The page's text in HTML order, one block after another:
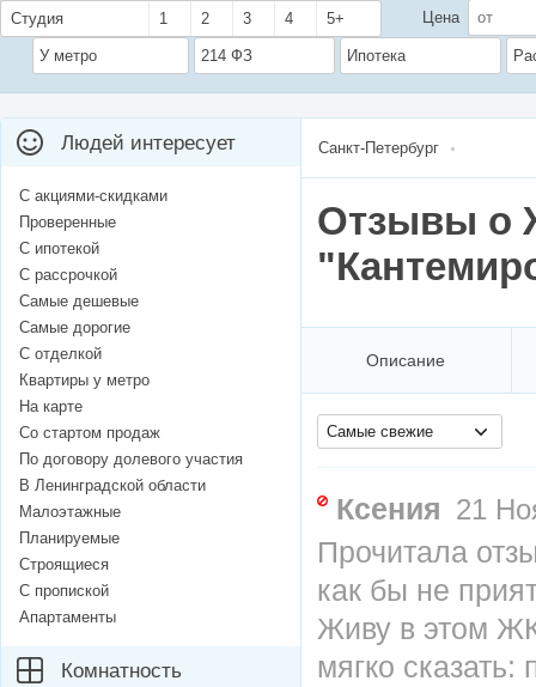
Студия 1 2 3 4 5+ Цена
У метро 214 ФЗ Ипотека
Санкт-Петербург
Отзывы о
Описание
Самые свежие
Ксения 21
Прочитала
как бы не
Живу в этом
мягко сказать:
Людей интересует
С акциями-скидками
Проверенные
С ипотекой
С рассрочкой
Самые дешевые
Самые дорогие
С отделкой
Квартиры у метро
На карте
Со стартом продаж
По договору долевого участия
В Ленинградской области
Малоэтажные
Планируемые
Строящиеся
С пропиской
Апартаменты
Комнатность